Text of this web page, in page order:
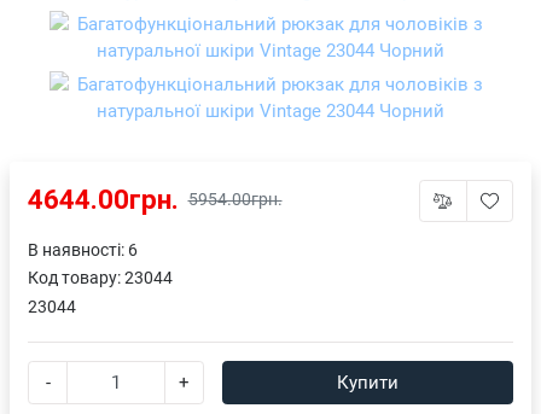
4644.00грн. 5954.00грн.
В наявності: 6
Код товару:23044
23044
- + Купити